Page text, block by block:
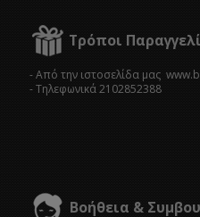
Τρόποι
- Από την ιστοσελίδα μας
- Tηλεφωνικά 2102852388
Βοήθεια &